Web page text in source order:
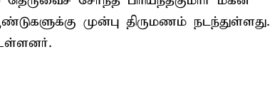
முன்பு திருமணம் நடந்துள்ளது.